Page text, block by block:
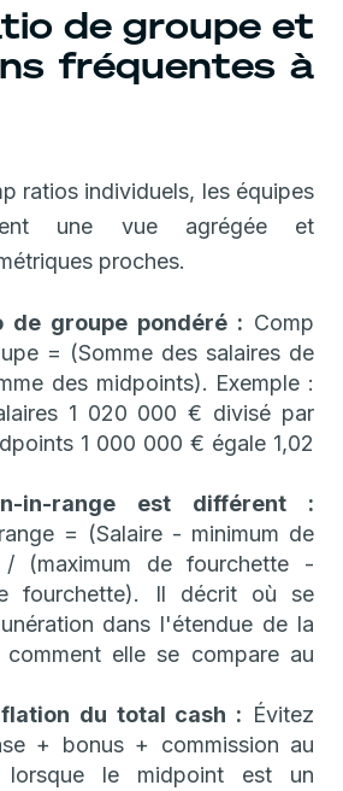
de groupe et
fréquentes à
ratios individuels, les équipes
une vue agrégée et
proches.
de groupe pondéré : Comp
= (Somme des salaires de
des midpoints). Exemple :
1 020 000 € divisé par
1 000 000 € égale 1,02
in-range est différent :
= (Salaire - minimum de
/ (maximum de fourchette -
fourchette). Il décrit où se
dans l'étendue de la
elle se compare au
du total cash : Évitez
+ bonus + commission au
lorsque le midpoint est un